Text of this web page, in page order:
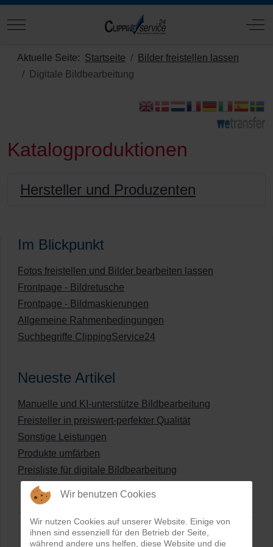
Mobile Menu Toggle Off-
Aktuelle Seite: Startseite
Bilder freistellen lassen
Digitale Bildbearbeitung
Katalogproduktionen
Hersteller und Produzenten
Im Blickpunkt
Fotos freistellen und Bilder bearbeiten lassen
Frontpage - Bildretusche
Frontpage - Bildmaskierungen
Allgemeine Rahmenbedingungen
Suchbegriffe ClippingService24
Neueste Artikel
Manuelle und KI-unterstütze Bildbearbeitung
Freisteller in preiswert-perfekter Qualität
Sonstige Leistungen
Produkte umfärben
Preisliste für digitale Bildbearbeitung
Wir benutzen Cookies
Wir nutzen Cookies auf unserer Website. Einige von
ihnen sind essenziell für den Betrieb der Seite,
während andere uns helfen, diese Website und die